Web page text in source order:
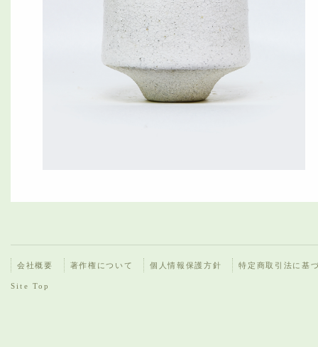
会社概要 著作権について 個人情報保護方針 特定商取引法に基
Site Top